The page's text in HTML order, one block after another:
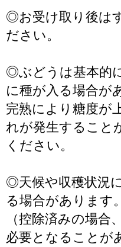
◎お受け取り後は
ださい。
◎ぶどうは基本的
に種が入る場合が
完熟により糖度が
れが発生すること
ください。
◎天候や収穫状況
る場合があります。
（控除済みの場合
必要となることが